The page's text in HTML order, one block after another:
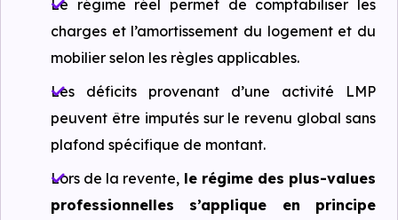
Le régime réel permet de comptabiliser les
charges et l’amortissement du logement et du
mobilier selon les règles applicables.
Les déficits provenant d’une activité LMP
peuvent être imputés sur le revenu global sans
plafond spécifique de montant.
Lors de la revente, le régime des plus-values
professionnelles s’applique en principe